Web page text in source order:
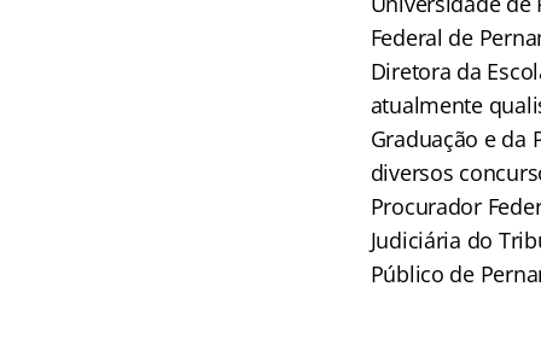
Federal de
Diretora da
atualmente
Graduação e da
diversos
Procurador
Judiciária do
Público de